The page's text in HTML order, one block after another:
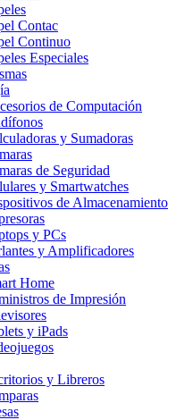
Contac
Continuo
Especiales
de Computación
y Sumadoras
de Seguridad
y Smartwatches
de Almacenamiento
y PCs
y Amplificadores
Home
de Impresión
y iPads
y Libreros